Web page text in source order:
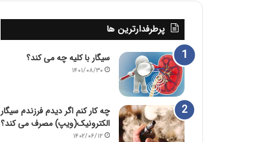
پرطرفدارترین ها
سیگار با کلیه چه می کند؟
۱۴۰۱/۰۸/۳۰
چه کار کنم اگر دیدم فرزندم سیگار
الکترونیک(ویپ) مصرف می کند؟
۱۴۰۲/۰۶/۱۲